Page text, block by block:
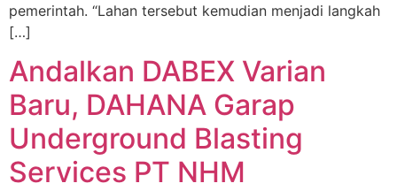
pemerintah. “Lahan tersebut kemudian menjadi langkah
[…]
Andalkan DABEX Varian
Baru, DAHANA Garap
Underground Blasting
Services PT NHM